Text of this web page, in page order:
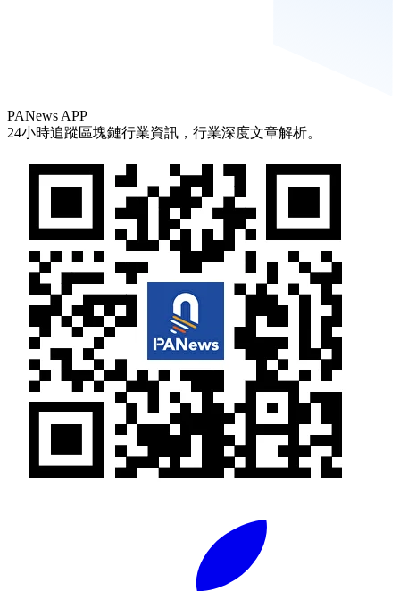
PANews APP
24小時追蹤區塊鏈行業資訊，行業深度文章解析。